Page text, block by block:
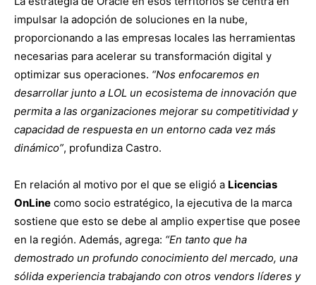
impulsar la adopción de soluciones en la nube,
proporcionando a las empresas locales las herramientas
necesarias para acelerar su transformación digital y
optimizar sus operaciones. “Nos enfocaremos en
desarrollar junto a LOL un ecosistema de innovación que
permita a las organizaciones mejorar su competitividad y
capacidad de respuesta en un entorno cada vez más
dinámico”, profundiza Castro.
En relación al motivo por el que se eligió a Licencias
OnLine como socio estratégico, la ejecutiva de la marca
sostiene que esto se debe al amplio expertise que posee
en la región. Además, agrega: “En tanto que ha
demostrado un profundo conocimiento del mercado, una
sólida experiencia trabajando con otros vendors líderes y